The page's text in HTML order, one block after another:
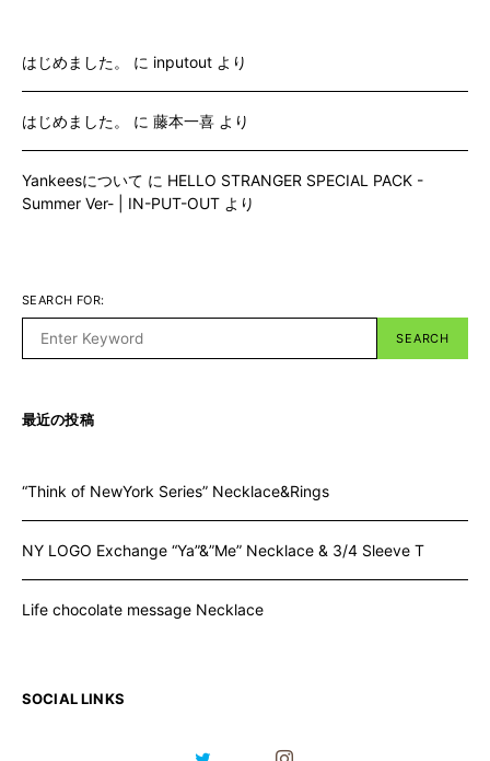
はじめました。 に inputout より
はじめました。 に 藤本一喜 より
Yankeesについて に HELLO STRANGER SPECIAL PACK -
Summer Ver- | IN-PUT-OUT より
SEARCH FOR:
SEARCH
最近の投稿
“Think of NewYork Series” Necklace&Rings
NY LOGO Exchange “Ya”&”Me” Necklace & 3/4 Sleeve T
Life chocolate message Necklace
SOCIAL LINKS